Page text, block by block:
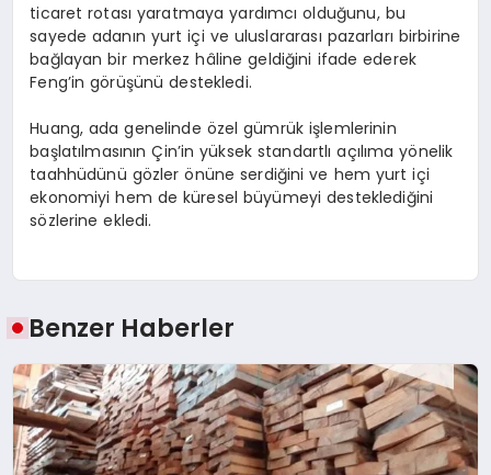
ticaret rotası yaratmaya yardımcı olduğunu, bu
sayede adanın yurt içi ve uluslararası pazarları birbirine
bağlayan bir merkez hâline geldiğini ifade ederek
Feng’in görüşünü destekledi.
Huang, ada genelinde özel gümrük işlemlerinin
başlatılmasının Çin’in yüksek standartlı açılıma yönelik
taahhüdünü gözler önüne serdiğini ve hem yurt içi
ekonomiyi hem de küresel büyümeyi desteklediğini
sözlerine ekledi.
Benzer Haberler